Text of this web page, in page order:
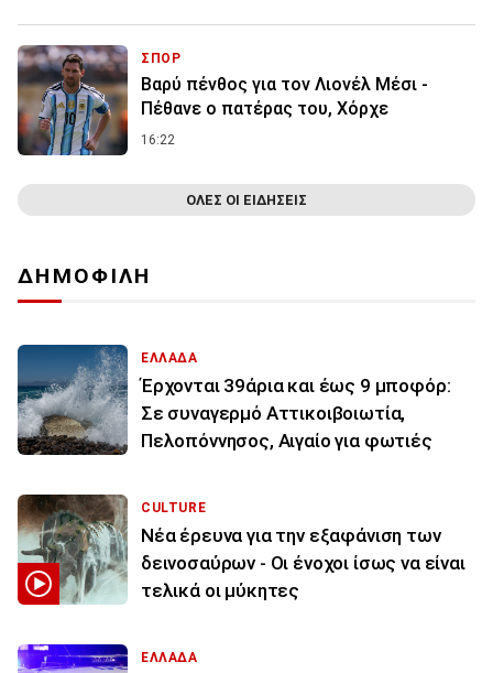
ΣΠΟΡ
Βαρύ πένθος για τον Λιονέλ Μέσι -
Πέθανε ο πατέρας του, Χόρχε
16:22
ΟΛΕΣ ΟΙ ΕΙΔΗΣΕΙΣ
ΔΗΜΟΦΙΛΗ
ΕΛΛΑΔΑ
Έρχονται 39άρια και έως 9 μποφόρ:
Σε συναγερμό Αττικοιβοιωτία,
Πελοπόννησος, Αιγαίο για φωτιές
CULTURE
Νέα έρευνα για την εξαφάνιση των
δεινοσαύρων - Οι ένοχοι ίσως να είναι
τελικά οι μύκητες
ΕΛΛΑΔΑ